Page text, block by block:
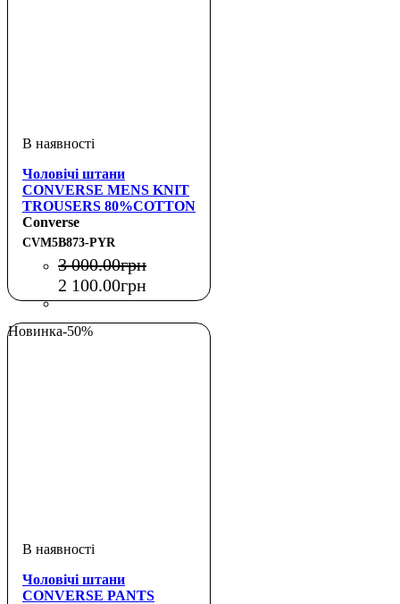
Чоловічі штани
CONVERSE MENS KNIT
TROUSERS 80%COTTON
20%POLYESTER
Converse
CVM5B873-PYR
3 000.00грн
2 100.00грн
Новинка-50%
Чоловічі штани
CONVERSE PANTS